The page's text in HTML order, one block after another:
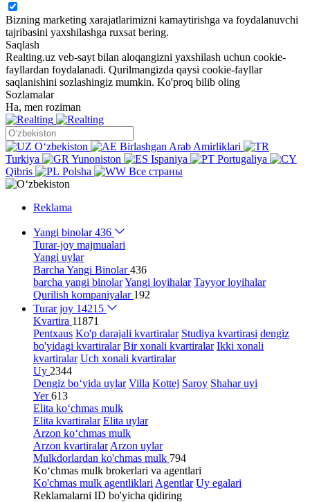
Bizning marketing xarajatlarimizni kamaytirishga va foydalanuvchi
tajribasini yaxshilashga ruxsat bering.
Saqlash
Realting.uz veb-sayt bilan aloqangizni yaxshilash uchun cookie-
fayllardan foydalanadi. Qurilmangizda qaysi cookie-fayllar
saqlanishini sozlashingiz mumkin. Ko'proq bilib oling
Sozlamalar
Ha, men roziman
Oʻzbekiston
Birlashgan Arab Amirliklari
Turkiya
Yunoniston Ispaniya
Portugaliya
Qibris
Polsha Все страны
Reklama
Yangi binolar436
Turar-joy majmualari
Yangi uylar
Barcha Yangi Binolar436
barcha yangi binolarYangi loyihalar Tayyor loyihalar
Qurilish kompaniyalar 192
Turar joy 14215
Kvartira 11871
Pentxaus Ko'p darajali kvartiralar Studiya kvartirasi dengiz
bo'yidagi kvartiralar Bir xonali kvartiralar Ikki xonali
kvartiralar Uch xonali kvartiralar
Uy 2344
Dengiz bo‘yida uylar Villa Kottej Saroy Shahar uyi
Yer613
Elita ko‘chmas mulk
Elita kvartiralar Elita uylar
Arzon ko‘chmas mulk
Arzon kvartiralar Arzon uylar
Mulkdorlardan ko'chmas mulk 794
Ko‘chmas mulk brokerlari va agentlari
Ko'chmas mulk agentliklari Agentlar Uy egalari
Reklamalarni ID bo'yicha qidiring